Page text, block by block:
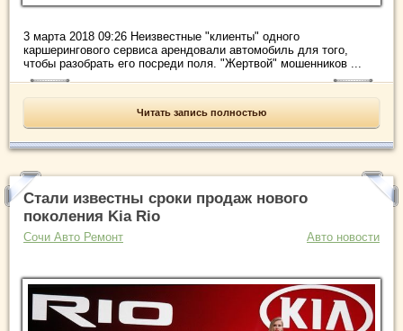
3 марта 2018 09:26 Неизвестные "клиенты" одного
каршерингового сервиса арендовали автомобиль для того,
чтобы разобрать его посреди поля. "Жертвой" мошенников ...
Читать запись полностью
Стали известны сроки продаж нового
поколения Kia Rio
Сочи Авто Ремонт Авто новости